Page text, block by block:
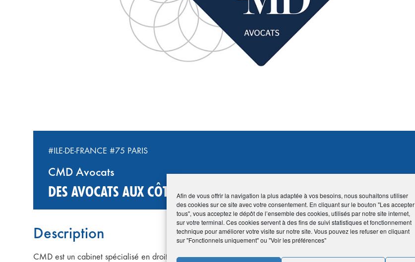
Afin de vous offrir la navigation la plus adaptée à vos besoins, nous souhaitons utiliser
des cookies sur ce site avec votre consentement. En cliquant sur le bouton "Les accepter
tous", vous acceptez le dépôt de l’ensemble des cookies, utilisés par notre site internet,
sur votre terminal. Ces cookies servent à des fins de suivi statistiques et fonctionnement
technique pour améliorer votre visite sur notre site. Vous pouvez les refuser en cliquant
sur "Fonctionnels uniquement" ou "Voir les préférences"
#ILE-DE-FRANCE #75 PARIS
CMD Avocats
DES AVOCATS AUX CÔTÉS DES ENTREPRENEURS
Description
CMD est un cabinet spécialisé en droit des sociétés et droit des affaires.